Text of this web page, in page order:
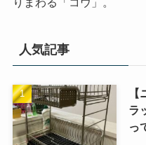
人気記事
ラ
っ